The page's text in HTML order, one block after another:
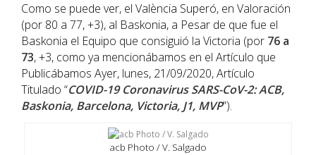
Como se puede ver, el València Superó, en Valoración
(por 80 a 77, +3), al Baskonia, a Pesar de que fue el
Baskonia el Equipo que consiguió la Victoria (por 76 a
73, +3, como ya mencionábamos en el Artículo que
Publicábamos Ayer, lunes, 21/09/2020, Artículo
Titulado “COVID-19 Coronavirus SARS-CoV-2: ACB,
Baskonia, Barcelona, Victoria, J1, MVP”).
acb Photo / V. Salgado